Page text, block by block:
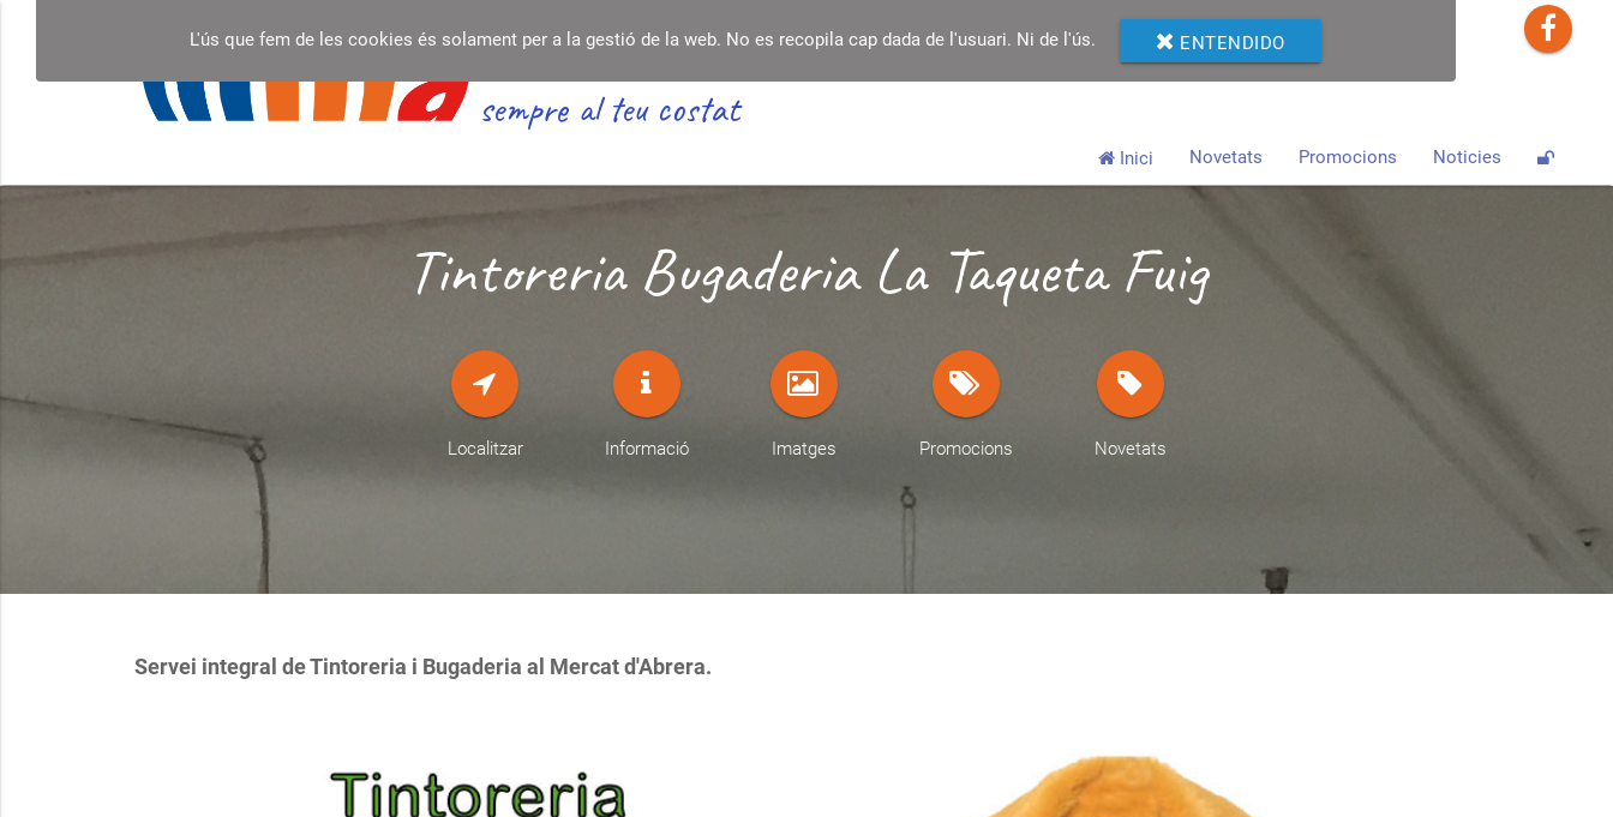
L'ús que fem de les cookies és solament per a la gestió de la web. No es recopila cap dada de l'usuari. Ni de l'ús. ENTENDIDO
sempre al teu costat
Inici Novetats Promocions Noticies
Tintoreria Bugaderia La Taqueta Fuig
Localitzar Informació Imatges Promocions Novetats
Servei integral de Tintoreria i Bugaderia al Mercat d'Abrera.